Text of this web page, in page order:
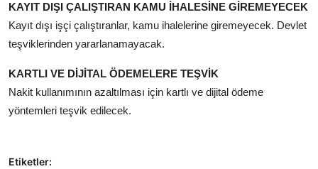
KAYIT DIŞI ÇALIŞTIRAN KAMU İHALESİNE GİREMEYECEK
Kayıt dışı işçi çalıştıranlar, kamu ihalelerine giremeyecek. Devlet
teşviklerinden yararlanamayacak.
KARTLI VE DİJİTAL ÖDEMELERE TEŞVİK
Nakit kullanımının azaltılması için kartlı ve dijital ödeme
yöntemleri teşvik edilecek.
Etiketler: